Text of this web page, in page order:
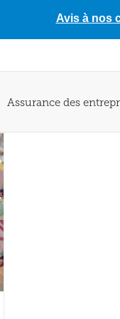
Assurance des
Avis à nos